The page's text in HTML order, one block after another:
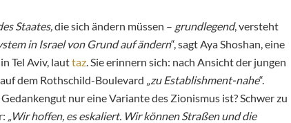
Staates, diesich ändern müssen – grundlegend, versteht
in Israel von Grund auf ändern“, sagt Aya Shoshan, eine
Tel Aviv, lauttaz . Sie erinnern sich: nach Ansicht der jungen
dem Rothschild-Boulevard „
zu Establishment-nahe“.
nur eine Variante des Zionismus ist? Schwer zu
„Wir hoffen, es eskaliert. Wir können Straßen und die